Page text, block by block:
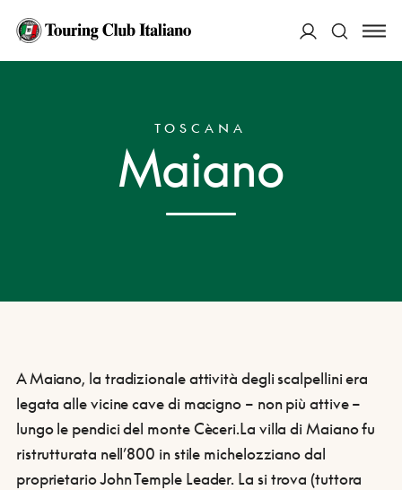
HOME
TOSCANA
Maiano
A Maiano, la tradizionale attività degli scalpellini era
legata alle vicine cave di macigno – non più attive –
lungo le pendici del monte Cèceri.La villa di Maiano fu
ristrutturata nell’800 in stile michelozziano dal
proprietario John Temple Leader. La si trova (tuttora